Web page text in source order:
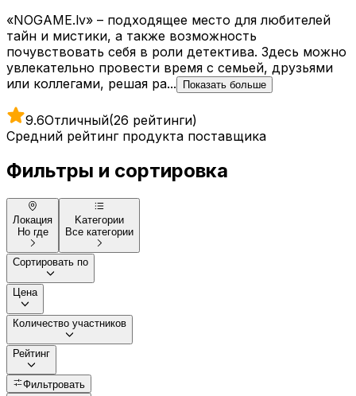
«NOGAME.lv» – подходящее место для любителей
тайн и мистики, а также возможность
почувствовать себя в роли детектива. Здесь можно
увлекательно провести время с семьей, друзьями
или коллегами, решая ра...
Показать больше
9.6Отличный(26 рейтинги)
Средний рейтинг продукта поставщика
Фильтры и сортировка
Локация
Но где
Kатегории
Все категории
Сортировать по
Цена
Количество участников
Рейтинг
Фильтровать